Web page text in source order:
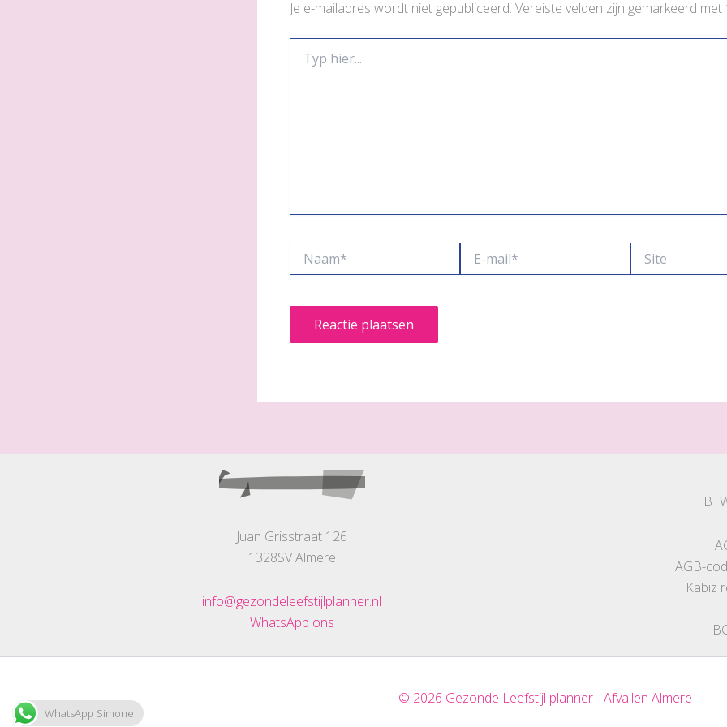
Je e-mailadres wordt niet gepubliceerd. Vereiste velden zijn gemarkeerd met
hier...
mail*
Juan Grisstraat 126
1328SV Almere
info@gezondeleefstijlplanner.nl
WhatsApp ons
AGB-
Kabiz
© 2026 Gezonde Leefstijl planner - Afvallen Almere
WhatsApp Simone